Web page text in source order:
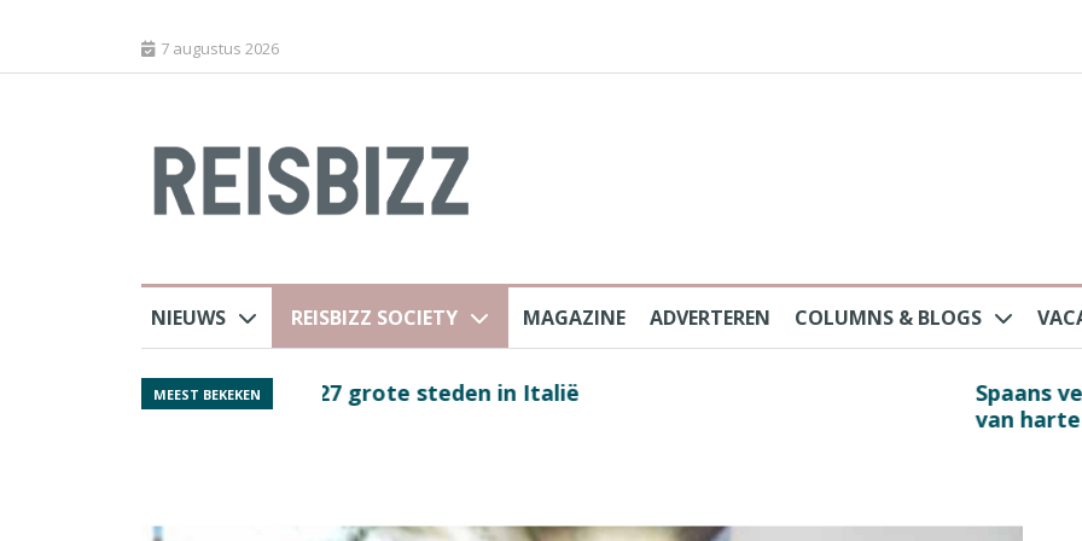
7 augustus 2026
NIEUWS REISBIZZ SOCIETY MAGAZINE ADVERTEREN COLUMNS & BLOGS
MEEST BEKEKEN
Spaans verkeersbureau na protesten massatoerisme: ‘Nederlandse